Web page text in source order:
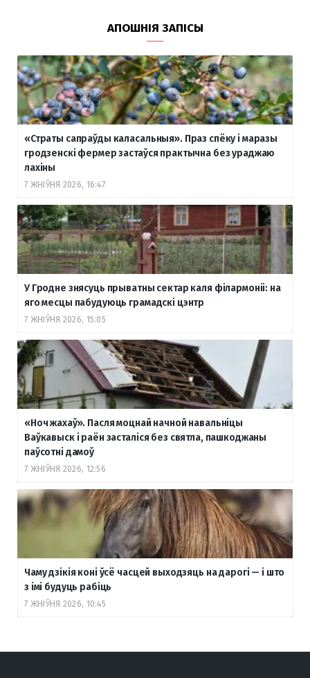
АПОШНІЯ ЗАПІСЫ
«Страты сапраўды каласальныя». Праз спёку і маразы
гродзенскі фермер застаўся практычна без ураджаю
лахіны
7 ЖНІЎНЯ 2026, 16:47
У Гродне знясуць прыватны сектар каля філармоніі: на
яго месцы пабудуюць грамадскі цэнтр
7 ЖНІЎНЯ 2026, 15:05
«Ноч жахаў». Пасля моцнай начной навальніцы
Ваўкавыск і раён засталіся без святла, пашкоджаны
паўсотні дамоў
7 ЖНІЎНЯ 2026, 12:56
Чаму дзікія коні ўсё часцей выходзяць на дарогі — і што
з імі будуць рабіць
7 ЖНІЎНЯ 2026, 10:45